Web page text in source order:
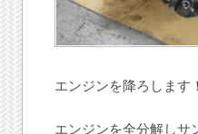
エンジンを降ろします！
エンジンを全分解しサ